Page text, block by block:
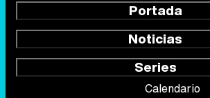
Portada
Noticias
Series
Calendario